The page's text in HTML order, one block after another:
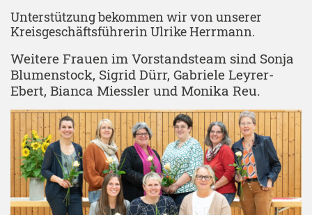
Unterstützung bekommen wir von unserer
Kreisgeschäftsführerin Ulrike Herrmann.
Weitere Frauen im Vorstandsteam sind Sonja
Blumenstock, Sigrid Dürr, Gabriele Leyrer-
Ebert, Bianca Miessler und Monika Reu.